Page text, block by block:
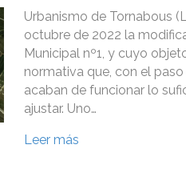
Urbanismo de Tornabous
octubre de 2022 la
Municipal nº1, y cuyo
normativa que, con el
acaban de funcionar lo
ajustar. Uno…
Leer más